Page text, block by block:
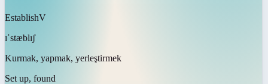
EstablishV
ɪˈstæblɪʃ
Kurmak, yapmak, yerleştirmek
Set up, found